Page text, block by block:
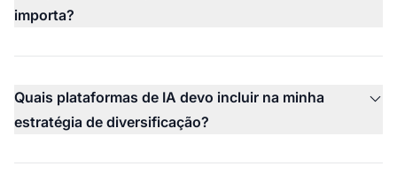
importa?
Quais plataformas de IA devo incluir na minha
estratégia de diversificação?